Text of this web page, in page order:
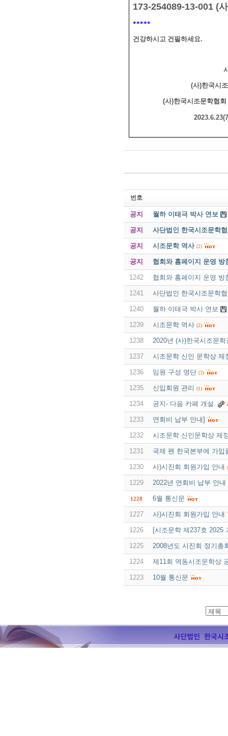
173-254089-13-001 (사
*****
건강하시고 건필하세요.
(사)한국시
(사)한국시조문학협
2023.6.23(7/13
번호
공지 월하 이태극 박사 연보
공지 사단법인 한국시조문학
공지 시조문학 역사 (2)
공지 협회와 홈페이지 운영 방
1242 협회와 홈페이지 운영 방
1241 사단법인 한국시조문학
1240 월하 이태극 박사 연보
1239 시조문학 역사 (2)
1238 2020년 (사)한국시조문
1237 시조문학 신인 문학상 제
1236 임원 구성 명단 (3)
1235 신입회원 관리 (1)
1234 공지- 다음 카페 개설.
1233 연회비 납부 안내]
1232 시조문학 신인문학상 제
1231 국제 펜 한국본부에 가입
1230 사)시진회 회원가입 안내
1229 2022년 연회비 납부 안내
1228 6월 통신문
1227 사)시진회 회원가입 안내
1226 [시조문학 제237호 2025
1225 2008년도 시진회 정기
1224 제11회 역동시조문학상
1223 10월 통신문